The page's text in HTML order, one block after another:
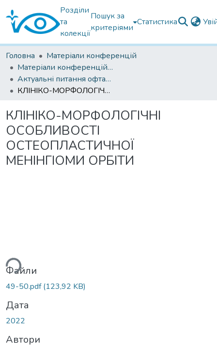
Розділи
та
колекції
Пошук за
критеріями
Статистика
Головна
Матеріали конференцій
Матеріали конференцій Інституту Філатова
Актуальні питання офтальмології 2022
КЛІНІКО-МОРФОЛОГІЧНІ ОСОБЛИВОСТІ ОСТЕОПЛАСТИЧНОЇ МЕНІНГІОМИ ОРБІТИ
КЛІНІКО-МОРФОЛОГІЧНІ
ОСОБЛИВОСТІ
ОСТЕОПЛАСТИЧНОЇ
МЕНІНГІОМИ ОРБІТИ
Файли
49-50.pdf(123,92 KB)
Дата
2022
Автори